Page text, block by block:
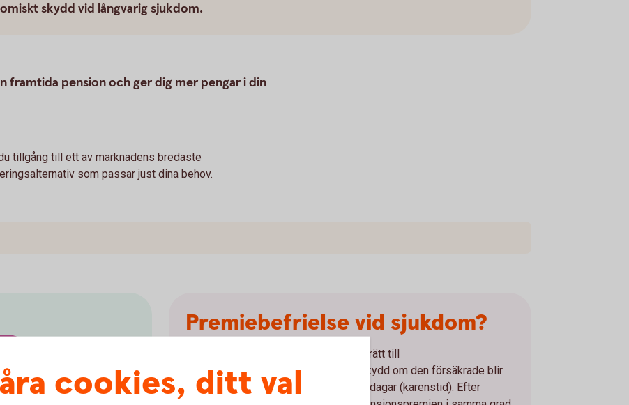
skydd vid långvarig sjukdom.
framtida pension och ger dig mer pengar i din
tillgång till ett av marknadens bredaste
som passar just dina behov.
Premiebefrielse vid sjukdom?
Pensionssparandet kan tecknas med rätt till
premiebefrielseförsäkring som ger skydd om den försäkrade blir
sjukskriven till 25 procent i mer än 90 dagar (karenstid). Efter
cookies, ditt val